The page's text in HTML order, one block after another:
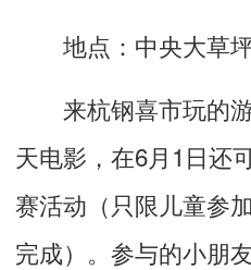
地点：中央大草坪
来杭钢喜市玩的游
天电影，在6月1日还
赛活动（只限儿童参
完成）。参与的小朋